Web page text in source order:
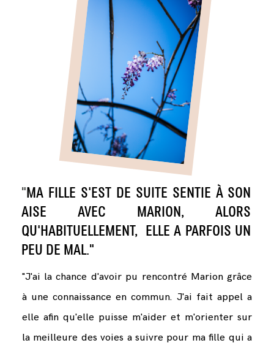
"MA FILLE S'EST DE SUITE SENTIE À SON
AISE AVEC MARION, ALORS
QU'HABITUELLEMENT, ELLE A PARFOIS UN
PEU DE MAL."
"J'ai la chance d'avoir pu rencontré Marion grâce
à une connaissance en commun. J'ai fait appel a
elle afin qu'elle puisse m'aider et m'orienter sur
la meilleure des voies a suivre pour ma fille qui a